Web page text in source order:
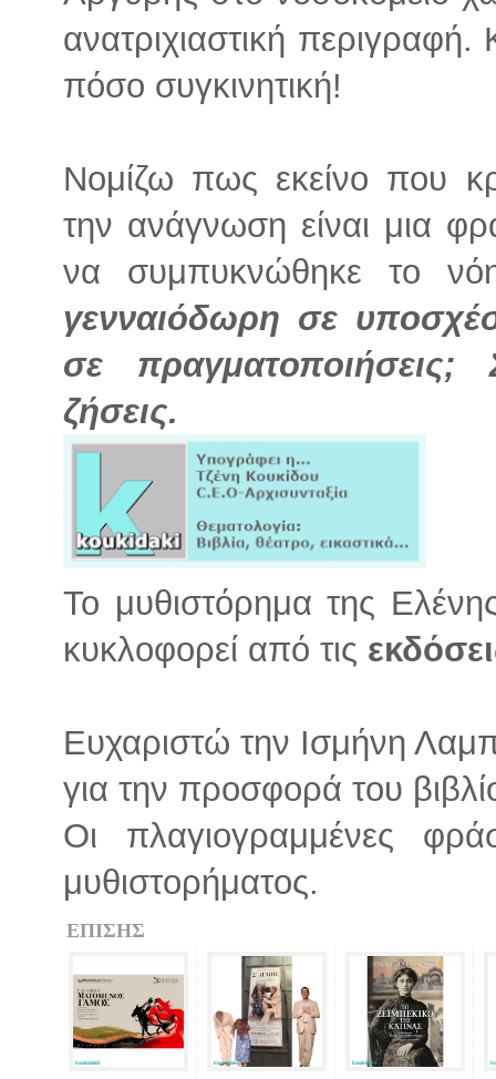
ανατριχιαστική περιγραφή.
πόσο συγκινητική!
Νομίζω πως εκείνο που
την ανάγνωση είναι μια
να συμπυκνώθηκε το
γενναιόδωρη σε
σε
ζήσεις.
Το μυθιστόρημα της
κυκλοφορεί από τις
Ευχαριστώ την Ισμήνη
για την προσφορά του
Οι πλαγιογραμμένες
μυθιστορήματος.
ΕΠΙΣΗΣ